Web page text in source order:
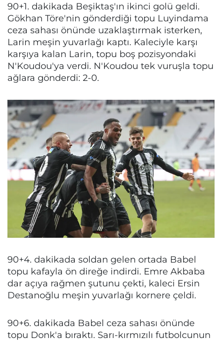
90+1. dakikada Beşiktaş'ın ikinci golü geldi.
Gökhan Töre'nin gönderdiği topu Luyindama
ceza sahası önünde uzaklaştırmak isterken,
Larin meşin yuvarlağı kaptı. Kaleciyle karşı
karşıya kalan Larin, topu boş pozisyondaki
N'Koudou'ya verdi. N'Koudou tek vuruşla topu
ağlara gönderdi: 2-0.
90+4. dakikada soldan gelen ortada Babel
topu kafayla ön direğe indirdi. Emre Akbaba
dar açıya rağmen şutunu çekti, kaleci Ersin
Destanoğlu meşin yuvarlağı kornere çeldi.
90+6. dakikada Babel ceza sahası önünde
topu Donk'a bıraktı. Sarı-kırmızılı futbolcunun